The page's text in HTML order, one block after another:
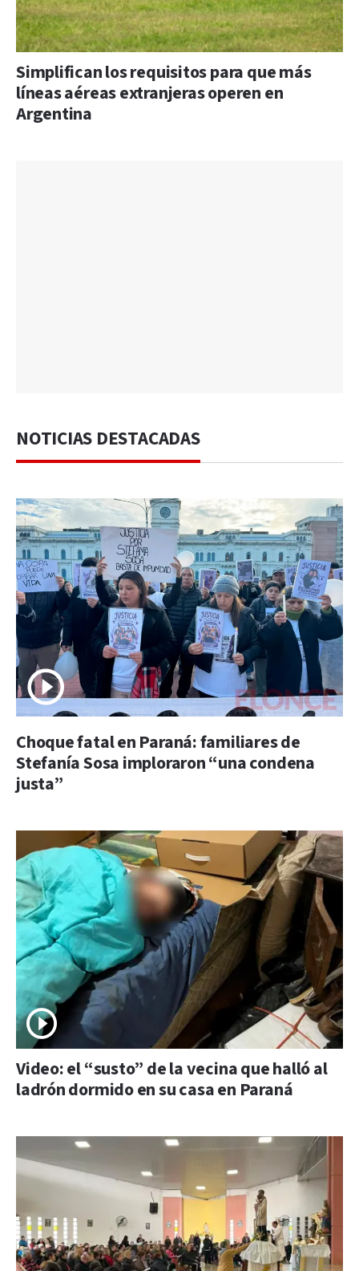
Simplifican los requisitos para que más
líneas aéreas extranjeras operen en
Argentina
NOTICIAS DESTACADAS
Choque fatal en Paraná: familiares de
Stefanía Sosa imploraron “una condena
justa”
Video: el “susto” de la vecina que halló al
ladrón dormido en su casa en Paraná